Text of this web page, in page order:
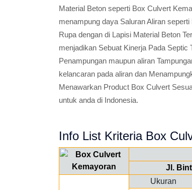
Material Beton seperti Box Culvert
menampung daya Saluran Aliran
Rupa dengan di Lapisi Material Beton
menjadikan Sebuat Kinerja Pada
Penampungan maupun aliran
kelancaran pada aliran dan
Menawarkan Product Box Culvert
untuk anda di Indonesia.
Info List Kriteria Box
Jl.
Ukuran